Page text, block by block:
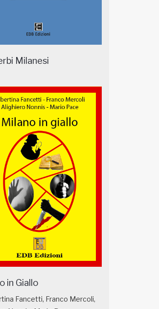
Milanesi
in Giallo
Fancetti, Franco Mercoli,